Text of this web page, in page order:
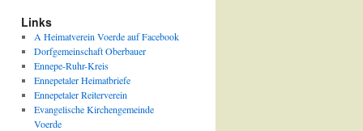
Links
A Heimatverein Voerde auf Facebook
Dorfgemeinschaft Oberbauer
Ennepe-Ruhr-Kreis
Ennepetaler Heimatbriefe
Ennepetaler Reiterverein
Evangelische Kirchengemeinde
Voerde